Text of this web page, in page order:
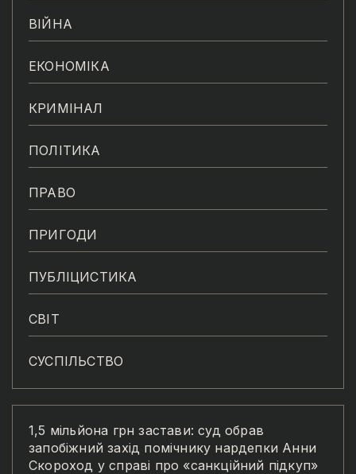
ВІЙНА
ЕКОНОМІКА
КРИМІНАЛ
ПОЛІТИКА
ПРАВО
ПРИГОДИ
ПУБЛІЦИСТИКА
СВІТ
СУСПІЛЬСТВО
1,5 мільйона грн застави: суд обрав
запобіжний захід помічнику нардепки Анни
Скороход у справі про «санкційний підкуп»